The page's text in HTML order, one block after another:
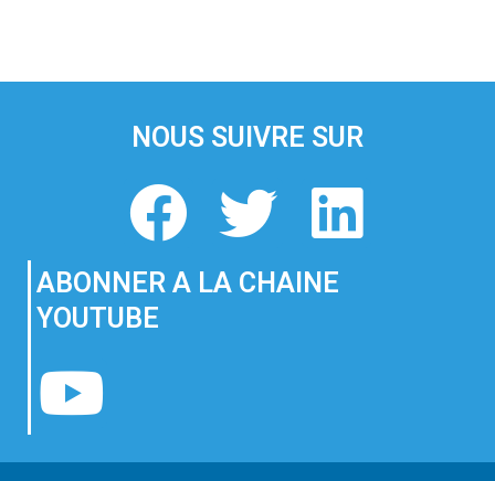
NOUS SUIVRE SUR
F
a
c
T
w
L
i
ABONNER A LA CHAINE
YOUTUBE
Y
o